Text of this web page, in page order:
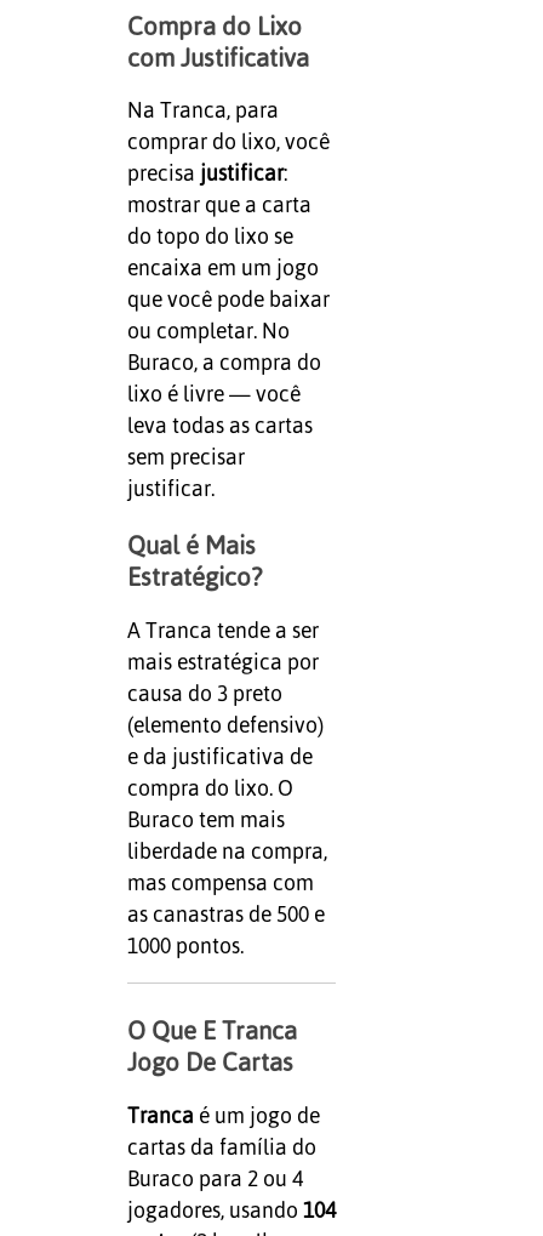
Compra do Lixo
com Justificativa
Na Tranca, para
comprar do lixo, você
precisa justificar:
mostrar que a carta
do topo do lixo se
encaixa em um jogo
que você pode baixar
ou completar. No
Buraco, a compra do
lixo é livre — você
leva todas as cartas
sem precisar
justificar.
Qual é Mais
Estratégico?
A Tranca tende a ser
mais estratégica por
causa do 3 preto
(elemento defensivo)
e da justificativa de
compra do lixo. O
Buraco tem mais
liberdade na compra,
mas compensa com
as canastras de 500 e
1000 pontos.
O Que E Tranca
Jogo De Cartas
Tranca é um jogo de
cartas da família do
Buraco para 2 ou 4
jogadores, usando 104